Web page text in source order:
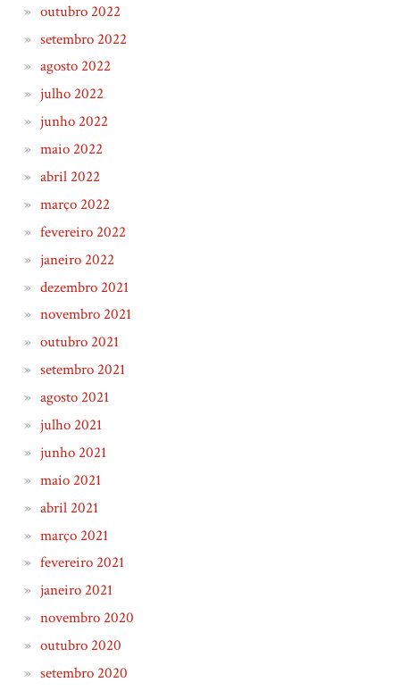
outubro 2022
setembro 2022
agosto 2022
julho 2022
junho 2022
maio 2022
abril 2022
março 2022
fevereiro 2022
janeiro 2022
dezembro 2021
novembro 2021
outubro 2021
setembro 2021
agosto 2021
julho 2021
junho 2021
maio 2021
abril 2021
março 2021
fevereiro 2021
janeiro 2021
novembro 2020
outubro 2020
setembro 2020